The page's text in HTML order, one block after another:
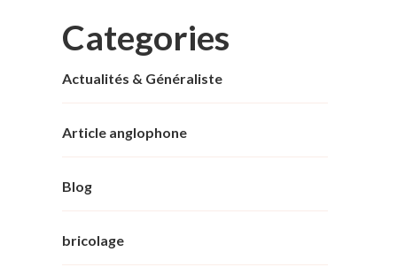
Categories
Actualités & Généraliste
Article anglophone
Blog
bricolage